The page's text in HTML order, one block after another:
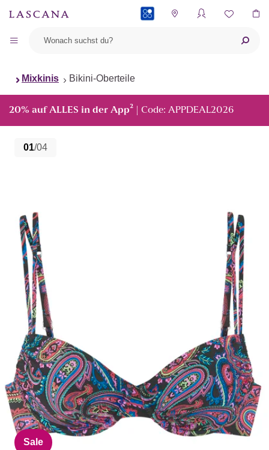
Mixkinis Bikini-Oberteile
20% auf ALLES in der App² | Code: APPDEAL2026
01/04
Sale